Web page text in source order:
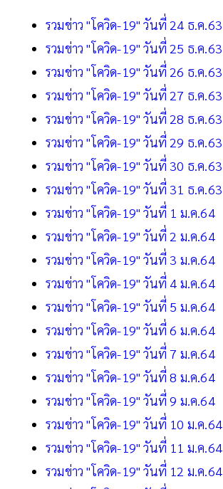
รวมข่าว "โควิด-19" วันที่ 24 ธ.ค.63
รวมข่าว "โควิด-19" วันที่ 25 ธ.ค.63
รวมข่าว "โควิด-19" วันที่ 26 ธ.ค.63
รวมข่าว "โควิด-19" วันที่ 27 ธ.ค.63
รวมข่าว "โควิด-19" วันที่ 28 ธ.ค.63
รวมข่าว "โควิด-19" วันที่ 29 ธ.ค.63
รวมข่าว "โควิด-19" วันที่ 30 ธ.ค.63
รวมข่าว "โควิด-19" วันที่ 31 ธ.ค.63
รวมข่าว "โควิด-19" วันที่ 1 ม.ค.64
รวมข่าว "โควิด-19" วันที่ 2 ม.ค.64
รวมข่าว "โควิด-19" วันที่ 3 ม.ค.64
รวมข่าว "โควิด-19" วันที่ 4 ม.ค.64
รวมข่าว "โควิด-19" วันที่ 5 ม.ค.64
รวมข่าว "โควิด-19" วันที่ 6 ม.ค.64
รวมข่าว "โควิด-19" วันที่ 7 ม.ค.64
รวมข่าว "โควิด-19" วันที่ 8 ม.ค.64
รวมข่าว "โควิด-19" วันที่ 9 ม.ค.64
รวมข่าว "โควิด-19" วันที่ 10 ม.ค.64
รวมข่าว "โควิด-19" วันที่ 11 ม.ค.64
รวมข่าว "โควิด-19" วันที่ 12 ม.ค.64